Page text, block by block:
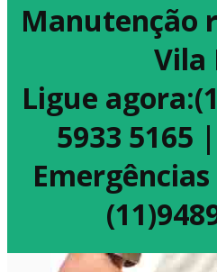
Manutenção
Vila
Ligue
5933 5165